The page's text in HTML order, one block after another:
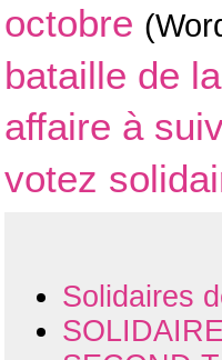
octobre (
bataille de
affaire à
votez
Solidaires